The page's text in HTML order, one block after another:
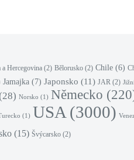
a Hercegovina(2) Bělorusko(2) Chile(6)
Jamajka(7) Japonsko (11) JAR(2)
Norsko (1) Německo
(1) USA(3000)
(15) Švýcarsko(2)